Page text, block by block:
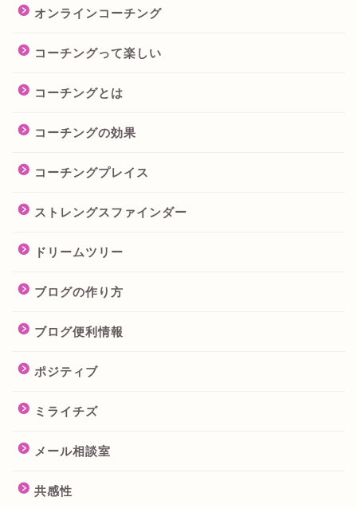
オンラインコーチング
コーチングって楽しい
コーチングとは
コーチングの効果
コーチングプレイス
ストレングスファインダー
ドリームツリー
ブログの作り方
ブログ便利情報
ポジティブ
ミライチズ
メール相談室
共感性